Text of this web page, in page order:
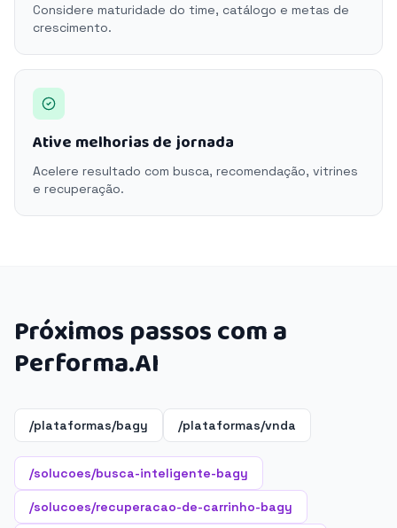
Considere maturidade do time, catálogo e metas de
crescimento.
Ative melhorias de jornada
Acelere resultado com busca, recomendação, vitrines
e recuperação.
Próximos passos com a
Performa.AI
/plataformas/bagy /plataformas/vnda
/solucoes/busca-inteligente-bagy
/solucoes/recuperacao-de-carrinho-bagy